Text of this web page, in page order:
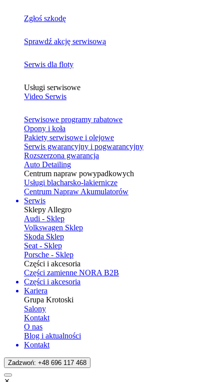
Zgłoś szkodę
Sprawdź akcję serwisową
Serwis dla floty
Usługi serwisowe
Video Serwis
Serwisowe programy rabatowe
Opony i koła
Pakiety serwisowe i olejowe
Serwis gwarancyjny i pogwarancyjny
Rozszerzona gwarancja
Auto Detailing
Centrum napraw powypadkowych
Usługi blacharsko-lakiernicze
Centrum Napraw Akumulatorów
Serwis
Sklepy Allegro
Audi - Sklep
Volkswagen Sklep
Skoda Sklep
Seat - Sklep
Porsche - Sklep
Części i akcesoria
Części zamienne NORA B2B
Części i akcesoria
Kariera
Grupa Krotoski
Salony
Kontakt
O nas
Blog i aktualności
Kontakt
Zadzwoń: +48 696 117 468